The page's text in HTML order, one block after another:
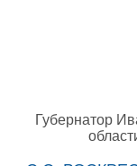
Губернатор